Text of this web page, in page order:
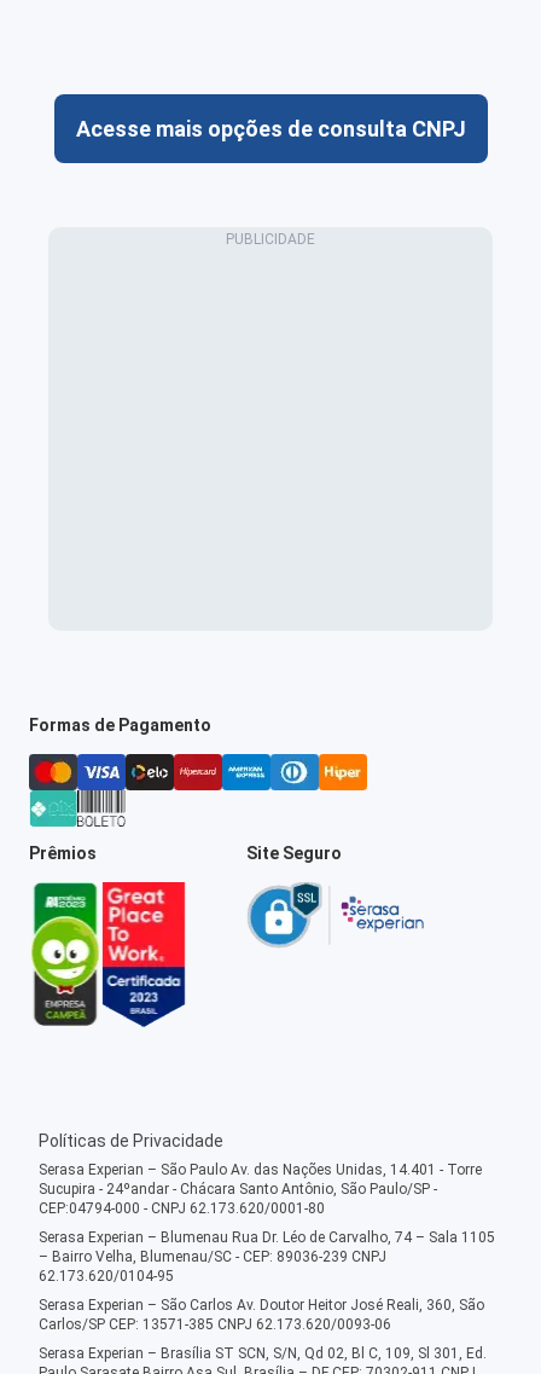
Acesse mais opções de consulta CNPJ
Formas de Pagamento
Prêmios Site Seguro
Políticas de Privacidade
Serasa Experian – São Paulo Av. das Nações Unidas, 14.401 - Torre
Sucupira - 24ºandar - Chácara Santo Antônio, São Paulo/SP -
CEP:04794-000 - CNPJ 62.173.620/0001-80
Serasa Experian – Blumenau Rua Dr. Léo de Carvalho, 74 – Sala 1105
– Bairro Velha, Blumenau/SC - CEP: 89036-239 CNPJ
62.173.620/0104-95
Serasa Experian – São Carlos Av. Doutor Heitor José Reali, 360, São
Carlos/SP CEP: 13571-385 CNPJ 62.173.620/0093-06
Serasa Experian – Brasília ST SCN, S/N, Qd 02, Bl C, 109, Sl 301, Ed.